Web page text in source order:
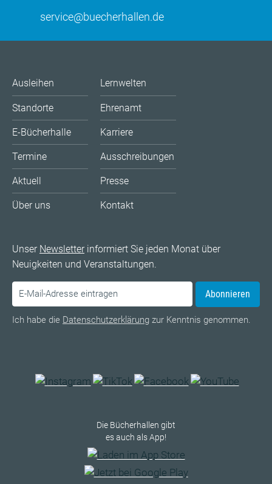
service@buecherhallen.de
Ausleihen
Standorte
E-Bücherhalle
Termine
Aktuell
Über uns
Lernwelten
Ehrenamt
Karriere
Ausschreibungen
Presse
Kontakt
Unser Newsletterinformiert Sie jeden Monat über
Neuigkeiten und Veranstaltungen.
Abonnieren
Ich habe die Datenschutzerklärung zur Kenntnis genommen.
Die Bücherhallen gibt
es auch als App!